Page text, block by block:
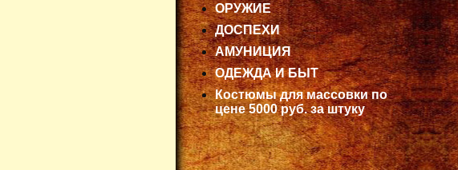
ОРУЖИЕ
ДОСПЕХИ
АМУНИЦИЯ
ОДЕЖДА И БЫТ
Костюмы для массовки по
цене 5000 руб. за штуку